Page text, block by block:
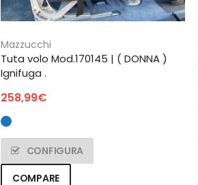
Mazzucchi
Tuta volo Mod.170145 | ( DONNA )
Ignifuga .
258,99€
CONFIGURA
COMPARE